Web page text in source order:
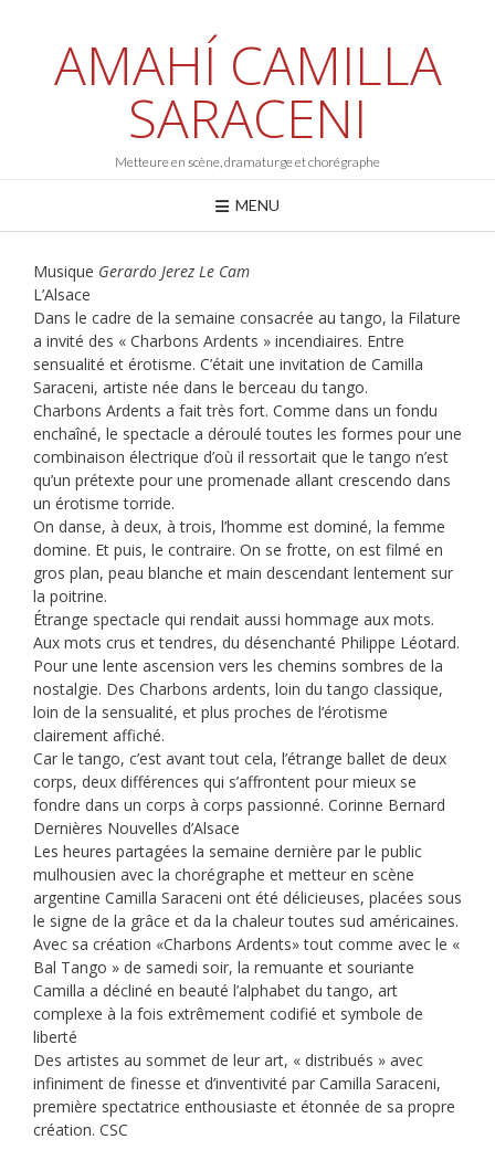
AMAHÍ CAMILLA
SARACENI
Metteure en scène, dramaturge et chorégraphe
MENU
Musique Gerardo Jerez Le Cam
L’Alsace
Dans le cadre de la semaine consacrée au tango, la Filature
a invité des « Charbons Ardents » incendiaires. Entre
sensualité et érotisme. C’était une invitation de Camilla
Saraceni, artiste née dans le berceau du tango.
Charbons Ardents a fait très fort. Comme dans un fondu
enchaîné, le spectacle a déroulé toutes les formes pour une
combinaison électrique d’où il ressortait que le tango n’est
qu’un prétexte pour une promenade allant crescendo dans
un érotisme torride.
On danse, à deux, à trois, l’homme est dominé, la femme
domine. Et puis, le contraire. On se frotte, on est filmé en
gros plan, peau blanche et main descendant lentement sur
la poitrine.
Étrange spectacle qui rendait aussi hommage aux mots.
Aux mots crus et tendres, du désenchanté Philippe Léotard.
Pour une lente ascension vers les chemins sombres de la
nostalgie. Des Charbons ardents, loin du tango classique,
loin de la sensualité, et plus proches de l’érotisme
clairement affiché.
Car le tango, c’est avant tout cela, l’étrange ballet de deux
corps, deux différences qui s’affrontent pour mieux se
fondre dans un corps à corps passionné. Corinne Bernard
Dernières Nouvelles d’Alsace
Les heures partagées la semaine dernière par le public
mulhousien avec la chorégraphe et metteur en scène
argentine Camilla Saraceni ont été délicieuses, placées sous
le signe de la grâce et da la chaleur toutes sud américaines.
Avec sa création «Charbons Ardents» tout comme avec le «
Bal Tango » de samedi soir, la remuante et souriante
Camilla a décliné en beauté l’alphabet du tango, art
complexe à la fois extrêmement codifié et symbole de
liberté
Des artistes au sommet de leur art, « distribués » avec
infiniment de finesse et d’inventivité par Camilla Saraceni,
première spectatrice enthousiaste et étonnée de sa propre
création. CSC